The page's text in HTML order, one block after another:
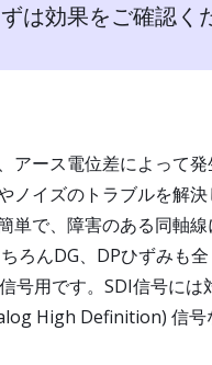
は効果をご確認く
アース電位差によって
ノイズのトラブルを解決
単で、障害のある同軸
ろんDG、DPひずみも全
用です。SDI信号には
High Definition) 信号